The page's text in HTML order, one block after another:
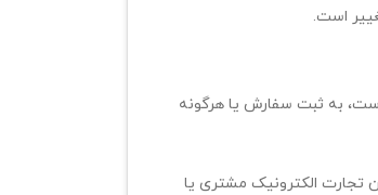
است.
به ثبت سفارش یا هرگونه
تجارت الکترونیک مشتری یا